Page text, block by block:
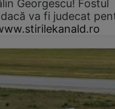
Georgescu! Fostul
va fi judecat